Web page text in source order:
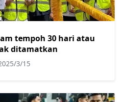
tempoh 30 hari atau
ditamatkan
3/15